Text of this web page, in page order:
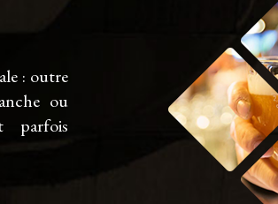
: outre
ou
parfois